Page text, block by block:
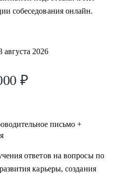
собеседования онлайн.
августа 2026
₽
письмо +
ответов на вопросы по
карьеры, создания